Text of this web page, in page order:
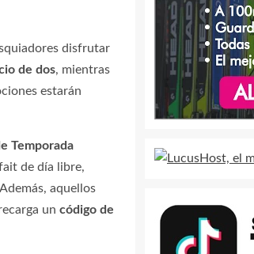
disfrutar
de dos, mientras
estarán
Temporada
de día libre,
aquellos
un código de